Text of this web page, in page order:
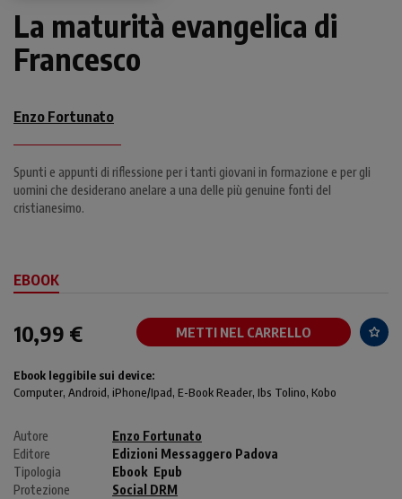
La maturità evangelica di
Francesco
Enzo Fortunato
Spunti e appunti di riflessione per i tanti giovani in formazione e per gli
uomini che desiderano anelare a una delle più genuine fonti del
cristianesimo.
EBOOK
10,99 € METTI NEL CARRELLO
Ebook leggibile sui device:
Computer, Android, iPhone/Ipad, E-Book Reader, Ibs Tolino, Kobo
Autore
Enzo Fortunato
Editore
Edizioni Messaggero Padova
Tipologia
Ebook Epub
Protezione
Social DRM